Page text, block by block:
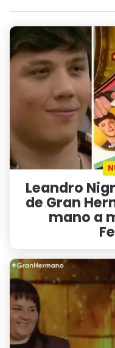
Leandro
de Gran
mano a